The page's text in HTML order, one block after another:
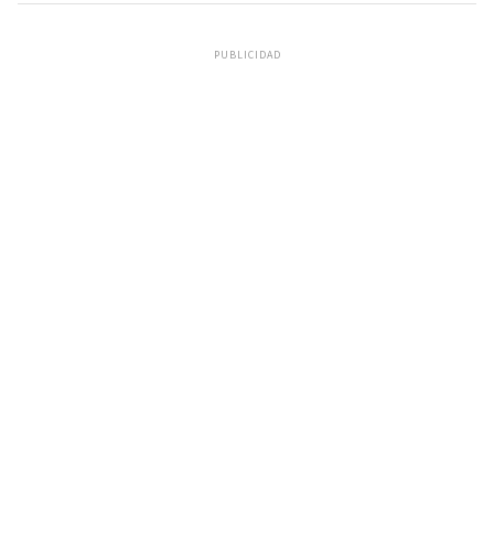
PUBLICIDAD